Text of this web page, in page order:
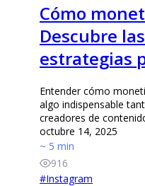
Cómo
Descubre
estrategias
Entender cómo
algo indispensable
creadores de
octubre 14, 2025
~ 5 min
916
#Instagram